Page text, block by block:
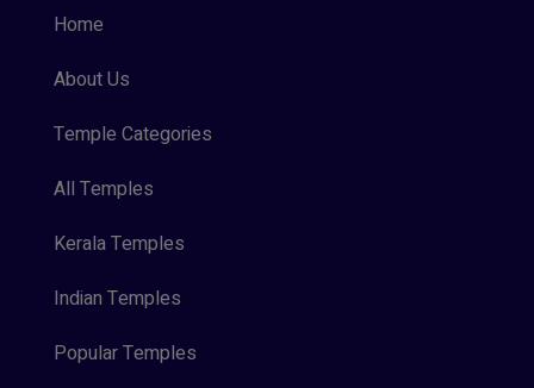
Home
About Us
Temple Categories
All Temples
Kerala Temples
Indian Temples
Popular Temples